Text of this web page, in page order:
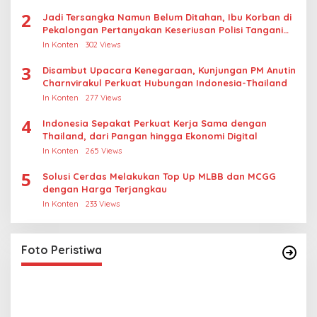
2
Jadi Tersangka Namun Belum Ditahan, Ibu Korban di
Pekalongan Pertanyakan Keseriusan Polisi Tangani
Kasus Rudapksa Sampai Anaknya Hamil
In Konten 302 Views
3
Disambut Upacara Kenegaraan, Kunjungan PM Anutin
Charnvirakul Perkuat Hubungan Indonesia-Thailand
In Konten 277 Views
4
Indonesia Sepakat Perkuat Kerja Sama dengan
Thailand, dari Pangan hingga Ekonomi Digital
In Konten 265 Views
5
Solusi Cerdas Melakukan Top Up MLBB dan MCGG
dengan Harga Terjangkau
In Konten 233 Views
Foto Peristiwa
Penembakan Senjata Khusus TNI
In Foto Peristiwa |